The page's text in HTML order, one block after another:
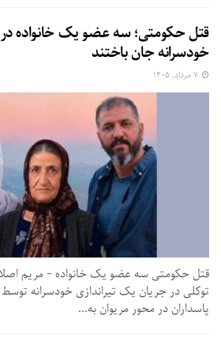
قتل حکومتی؛ سه عضو یک خانواده در
خودسرانه جان باختند
قتل حکومتی سه عضو یک خانواده - مریم
توکلی در جریان یک تیراندازی خودسرانه
پاسداران در محور مریوان به...